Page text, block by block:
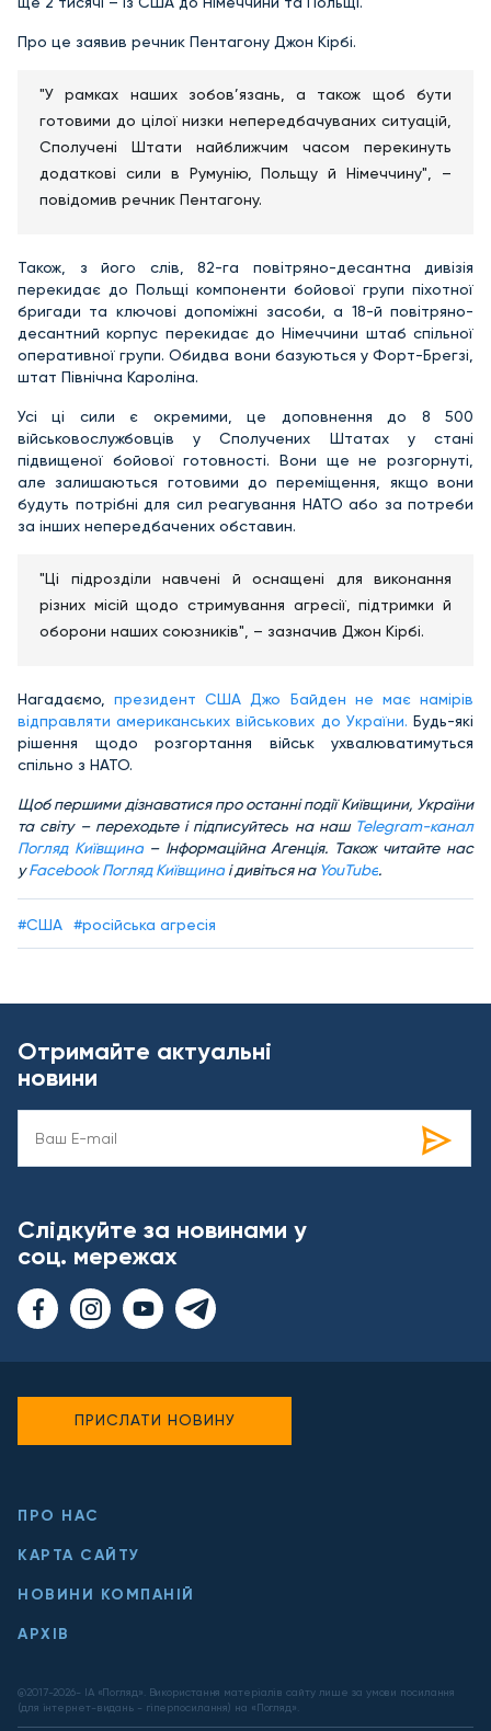
Про це заявив речник Пентагону Джон Кірбі.
"У рамках наших зобов’язань, а також щоб бути
готовими до цілої низки непередбачуваних ситуацій,
Сполучені Штати найближчим часом перекинуть
додаткові сили в Румунію, Польщу й Німеччину", –
повідомив речник Пентагону.
Також, з його слів, 82-га повітряно-десантна дивізія
перекидає до Польщі компоненти бойової групи піхотної
бригади та ключові допоміжні засоби, а 18-й повітряно-
десантний корпус перекидає до Німеччини штаб спільної
оперативної групи. Обидва вони базуються у Форт-Брегзі,
штат Північна Кароліна.
Усі ці сили є окремими, це доповнення до 8 500
військовослужбовців у Сполучених Штатах у стані
підвищеної бойової готовності. Вони ще не розгорнуті,
але залишаються готовими до переміщення, якщо вони
будуть потрібні для сил реагування НАТО або за потреби
за інших непередбачених обставин.
"Ці підрозділи навчені й оснащені для виконання
різних місій щодо стримування агресії, підтримки й
оборони наших союзників", – зазначив Джон Кірбі.
Нагадаємо,президент США Джо Байден не має намірів
відправляти американських військових до України. Будь-які
рішення щодо розгортання військ ухвалюватимуться
спільно з НАТО.
Щоб першими дізнаватися про останні події Київщини, України
та світу – переходьте і підписуйтесь на наш Telegram-канал
Погляд Київщина– Інформаційна Агенція. Також читайте нас
уFacebook Погляд Київщина і дивіться на YouTube.
#США #російська агресія
Отримайте актуальні
новини
Слідкуйте за новинами у
соц. мережах
ПРО НАС
КАРТА САЙТУ
НОВИНИ КОМПАНІЙ
АРХІВ
@2017-2026- ІА «Погляд». Використання матеріалів сайту лише за умови посилання
(для інтернет-видань - гіперпосилання) на «Погляд».
ПРИСЛАТИ НОВИНУ